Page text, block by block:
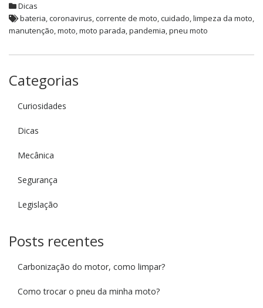
Dicas
bateria,coronavirus,corrente de moto,cuidado,limpeza da moto,
manutenção,moto,moto parada,pandemia,pneu moto
Categorias
Curiosidades
Dicas
Mecânica
Segurança
Legislação
Posts recentes
Carbonização do motor, como limpar?
Como trocar o pneu da minha moto?